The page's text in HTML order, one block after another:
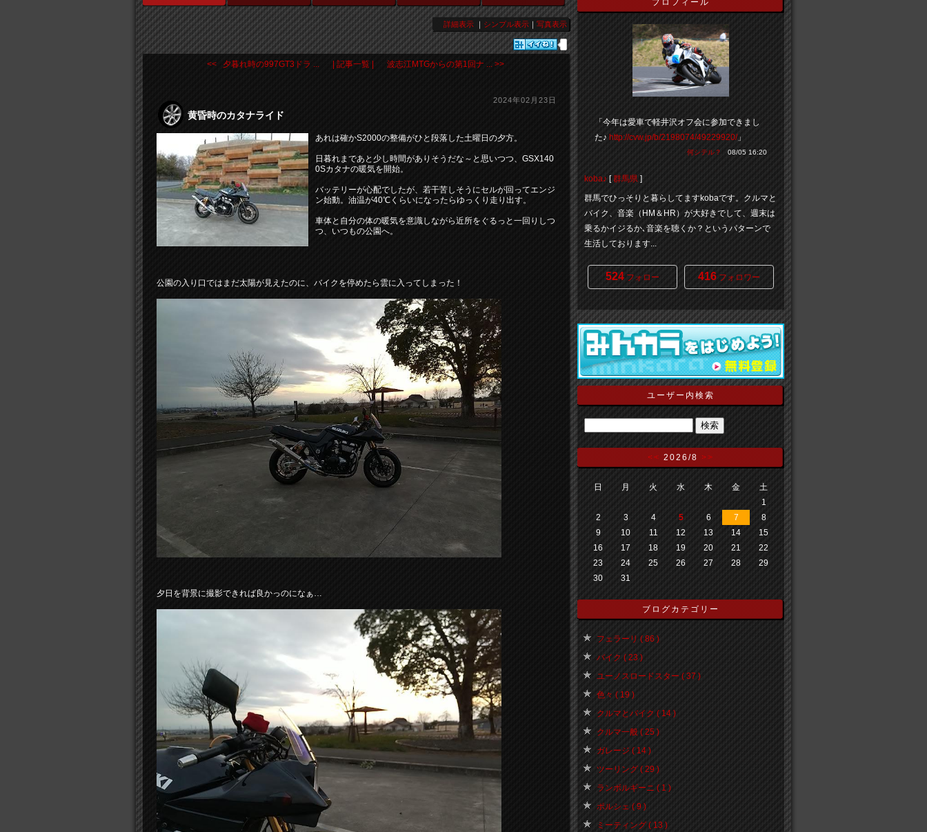
詳細表示 ｜ シンプル表示 ｜ 写真表示
<< 夕暮れ時の997GT3ドラ ... | 記事一覧 | 波志江MTGからの第1回ナ ... >>
2024年02月23日
黄昏時のカタナライド
あれは確かS2000の整備がひと段落した土曜日の夕方。
日暮れまであと少し時間がありそうだな～と思いつつ、GSX140
0Sカタナの暖気を開始。
バッテリーが心配でしたが、若干苦しそうにセルが回ってエンジ
ン始動。油温が40℃くらいになったらゆっくり走り出す。
車体と自分の体の暖気を意識しながら近所をぐるっと一回りしつ
つ、いつもの公園へ。
公園の入り口ではまだ太陽が見えたのに、バイクを停めたら雲に入ってしまった！
夕日を背景に撮影できれば良かっのになぁ…
プロフィール
「今年は愛車で軽井沢オフ会に参加できまし
た♪ http://cvw.jp/b/2198074/49229920/」
何シテル？ 08/05 16:20
koba♪ [群馬県 ]
群馬でひっそりと暮らしてますkobaです。クルマと
バイク、音楽（HM＆HR）が大好きでして、週末は
乗るかイジるか､音楽を聴くか？というパターンで
生活しております...
524 フォロー 416 フォロワー
ユーザー内検索
<<2026/8>>
日 月 火 水 木 金
土
1
2
3 4 5 6 7
8
9
10 11 12 13 14
15
16
17 18 19 20 21
22
23
24 25 26 27 28
29
30
31
ブログカテゴリー
フェラーリ ( 86 )
バイク ( 23 )
ユーノスロードスター ( 37 )
色々 ( 19 )
クルマとバイク ( 14 )
クルマ一般 ( 25 )
ガレージ ( 14 )
ツーリング ( 29 )
ランボルギーニ ( 1 )
ポルシェ ( 9 )
ミーティング ( 13 )